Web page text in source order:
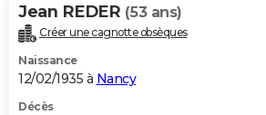
Jean REDER (53 ans)
Créer une cagnotte obsèques
Naissance
12/02/1935 à Nancy
Décès